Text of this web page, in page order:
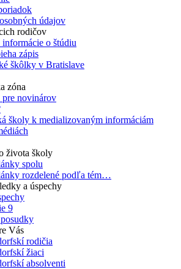
údajov
rodičov
informácie o štúdiu
zápis
škôlky v Bratislave
zóna
novinárov
školy k medializovaným informáciám
života školy
spolu
rozdelené podľa tém…
a úspechy
9
Vás
rodičia
žiaci
absolventi